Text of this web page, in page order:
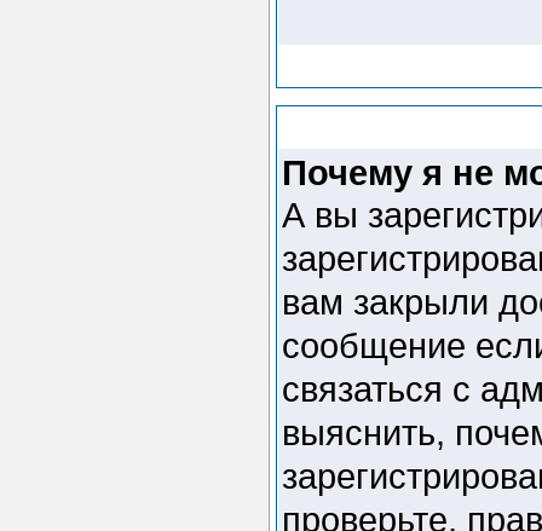
Почему я не
А вы
вам закрыли
сообщение
связаться с
выяснить,
проверьте,